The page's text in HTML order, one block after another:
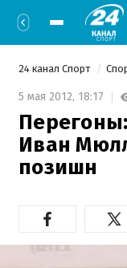
24 канал Спорт
5 мая 2012, 18:17
Перегоны:
Иван
позишн